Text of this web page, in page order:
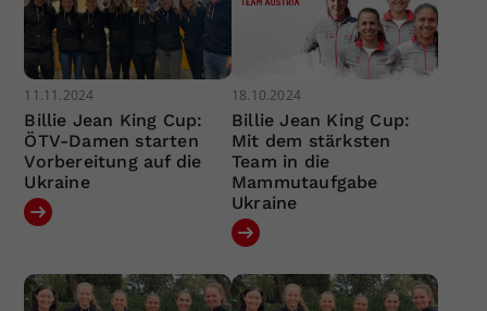
11.11.2024
Billie Jean King Cup:
ÖTV-Damen starten
Vorbereitung auf die
Ukraine
18.10.2024
Billie Jean King Cup:
Mit dem stärksten
Team in die
Mammutaufgabe
Ukraine